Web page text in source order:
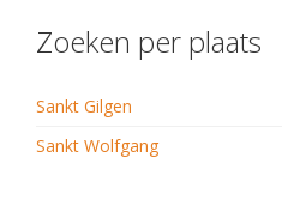
Zoeken per plaats
Sankt Gilgen
Sankt Wolfgang